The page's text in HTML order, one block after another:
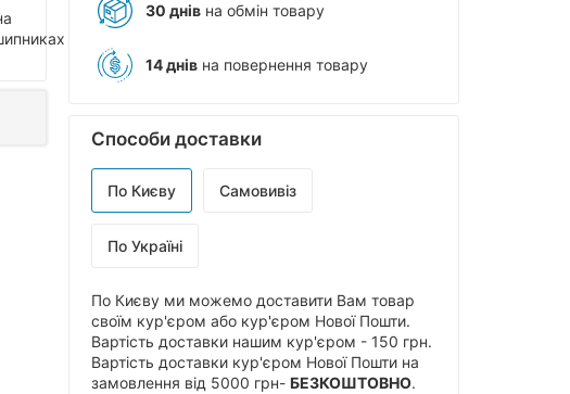
30 днів на обмін товару
14 днів на повернення товару
Способи доставки
По Києву Самовивіз
По Україні
По Києву ми можемо доставити Вам товар
своїм кур'єром або кур'єром Нової Пошти.
Вартість доставки нашим кур'єром - 150 грн.
Вартість доставки кур'єром Нової Пошти на
замовлення від 5000 грн- БЕЗКОШТОВНО.